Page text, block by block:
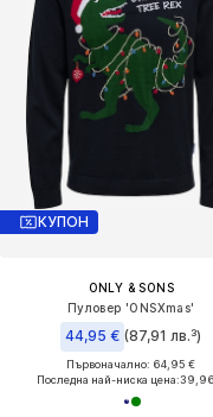
КУПОН
ONLY & SONS
Пуловер 'ONSXmas'
44,95 € (87,91 лв.³)
Първоначално: 64,95 €
Последна най-ниска цена: